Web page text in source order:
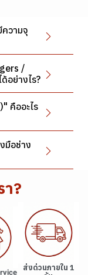
ความจุ
/
อย่างไร?
คืออะไร
มือช่าง
า?
ส่งด่วนภายใน 1